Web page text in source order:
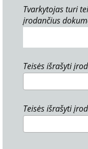
Tvarkytojas turi
įrodančius
Teisės išrašyti
Teisės išrašyti